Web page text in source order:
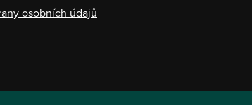
osobních údajů